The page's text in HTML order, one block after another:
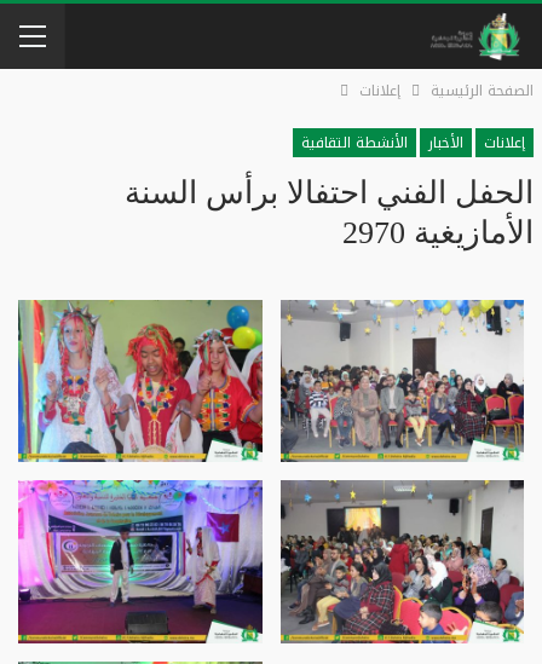
الصفحة الرئيسية
إعلانات
إعلانات
الأخبار الأنشطة التقافية
الحفل الفني احتفالا برأس السنة
الأمازيغية 2970